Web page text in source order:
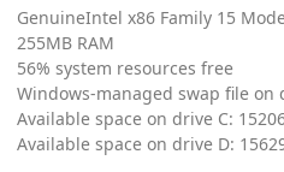
GenuineIntel x86 Family 15
255MB RAM
56% system resources free
Windows-managed swap file on
Available space on drive C:
Available space on drive D: